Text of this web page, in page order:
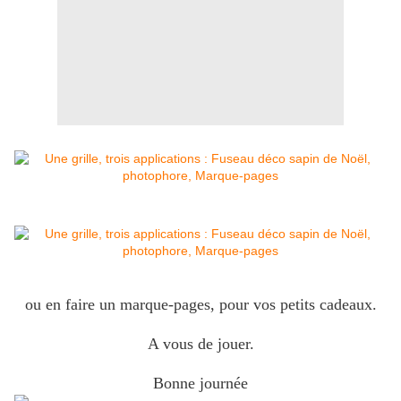
ou en faire un marque-pages, pour vos petits cadeaux.
A vous de jouer.
Bonne journée